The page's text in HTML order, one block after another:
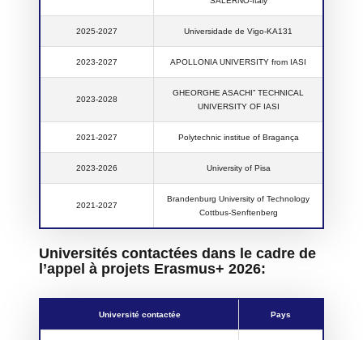
2025-2027 Universidade de Vigo-KA131
2023-2027 APOLLONIA UNIVERSITY from IASI
2023-2028
GHEORGHE ASACHI” TECHNICAL
UNIVERSITY OF IASI
2021-2027 Polytechnic institue of Bragança
2023-2026 University of Pisa
2021-2027
Brandenburg University of Technology
Cottbus-Senftenberg
Universités contactées dans le cadre de
l’appel à projets Erasmus+ 2026:
Université contactée Pays